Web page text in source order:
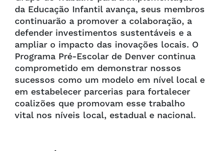
da Educação Infantil avança, seus membros
continuarão a promover a colaboração, a
defender investimentos sustentáveis e a
ampliar o impacto das inovações locais. O
Programa Pré-Escolar de Denver continua
comprometido em demonstrar nossos
sucessos como um modelo em nível local e
em estabelecer parcerias para fortalecer
coalizões que promovam esse trabalho
vital nos níveis local, estadual e nacional.